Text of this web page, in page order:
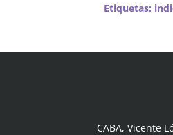
Etiquetas:
CABA, Vicente